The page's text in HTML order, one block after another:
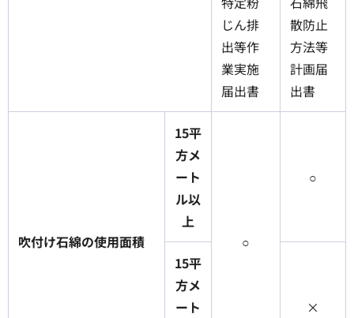
じん排
出等作
業実施
届出書
散防止
方法等
計画届
出書
吹付け石綿の使用面積
15平
方メ
ート
ル以
上
○
○
15平
方メ
ート
×